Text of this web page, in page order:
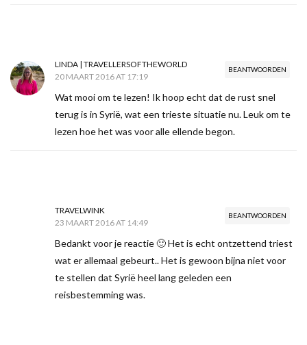
BEANTWOORDEN
LINDA | TRAVELLERSOFTHEWORLD
20 MAART 2016 AT 17:19
Wat mooi om te lezen! Ik hoop echt dat de rust snel
terug is in Syrië, wat een trieste situatie nu. Leuk om te
lezen hoe het was voor alle ellende begon.
BEANTWOORDEN
TRAVELWINK
23 MAART 2016 AT 14:49
Bedankt voor je reactie 🙂 Het is echt ontzettend triest
wat er allemaal gebeurt.. Het is gewoon bijna niet voor
te stellen dat Syrië heel lang geleden een
reisbestemming was.